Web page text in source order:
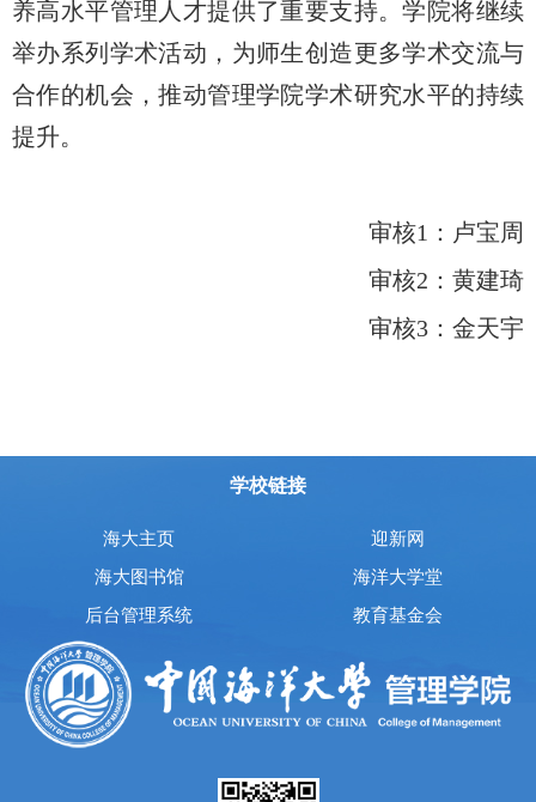
养高水平管理人才提供了重要支持。学院将继续
举办系列学术活动，为师生创造更多学术交流与
合作的机会，推动管理学院学术研究水平的持续
提升。
审核1：卢宝周
审核2：黄建琦
审核3：金天宇
学校链接
海大主页
迎新网
海大图书馆
海洋大学堂
后台管理系统
教育基金会